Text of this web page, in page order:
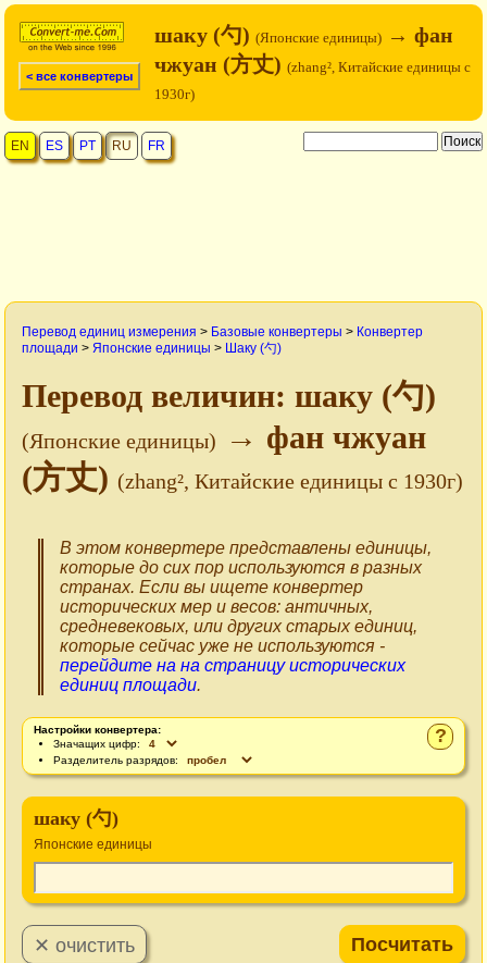
< все конвертеры
шаку (勺) (Японские единицы) → фан
чжуан (方丈) (zhang², Китайские единицы c
1930г)
EN ES PT RU FR
Перевод единиц измерения > Базовые конвертеры > Конвертер
площади > Японские единицы > Шаку (勺)
Перевод величин: шаку (勺)
(Японские единицы)
→ фан чжуан
(方丈) (zhang², Китайские единицы c 1930г)
В этом конвертере представлены единицы,
которые до сих пор используются в разных
странах. Если вы ищете конвертер
исторических мер и весов: античных,
средневековых, или других старых единиц,
которые сейчас уже не используются -
перейдите на на страницу исторических
единиц площади.
?
Настройки конвертера:
Значащих цифр:
Разделитель разрядов:
шаку (勺)
Японские единицы